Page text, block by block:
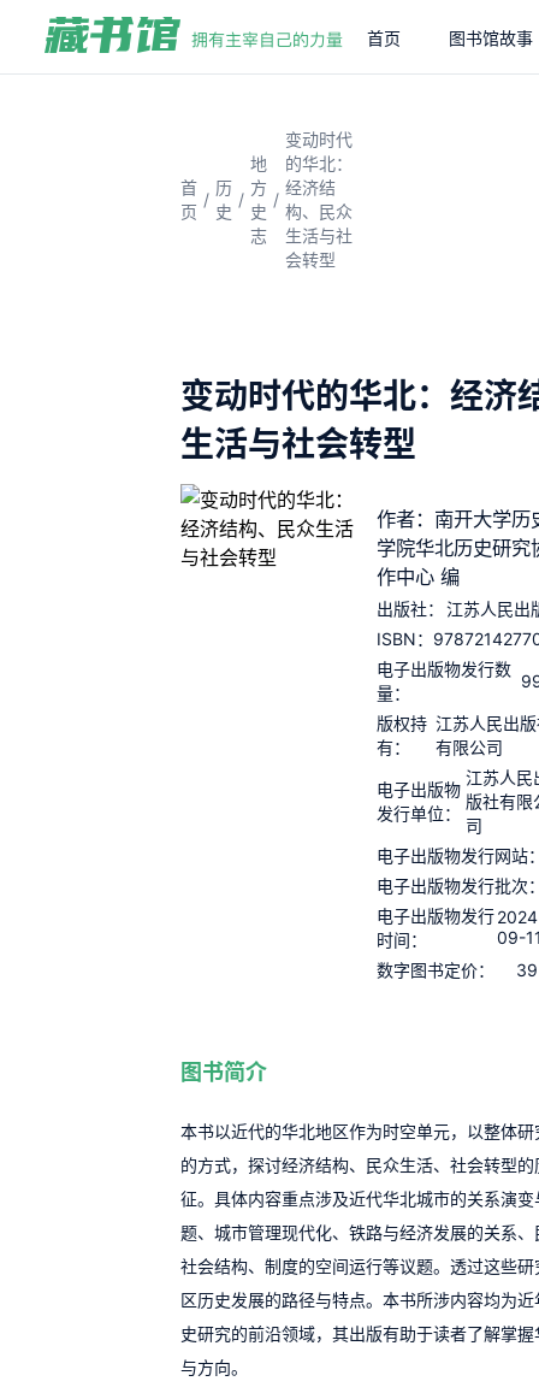
首页 图书馆故事
首
页
/
历
史
/
地
方
史
志
/
变动时代
的华北：
经济结
构、民众
生活与社
会转型
变动时代的华北：经济
生活与社会转型
作者：南开大学历
学院华北历史研究
作中心 编
出版社：
江苏人民出
ISBN：
电子出版物发行数
量：
版权持
有：
江苏人民出
有限公司
电子出版物
发行单位：
江苏人民
版社有限
司
电子出版物发行网站
电子出版物发行批次
电子出版物发行
时间：
09-
数字图书定价：
图书简介
本书以近代的华北地区作为时空单元，以整体
的方式，探讨经济结构、民众生活、社会转型
征。具体内容重点涉及近代华北城市的关系演
题、城市管理现代化、铁路与经济发展的关系
社会结构、制度的空间运行等议题。透过这些
区历史发展的路径与特点。本书所涉内容均为
史研究的前沿领域，其出版有助于读者了解掌
与方向。